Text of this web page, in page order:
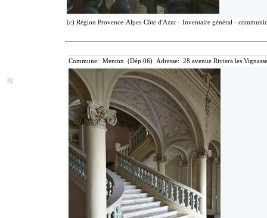
(c) Région Provence-Alpes-Côte d'Azur - Inventaire général -
Commune: Menton (Dép.06) Adresse: 28 avenue Riviera les